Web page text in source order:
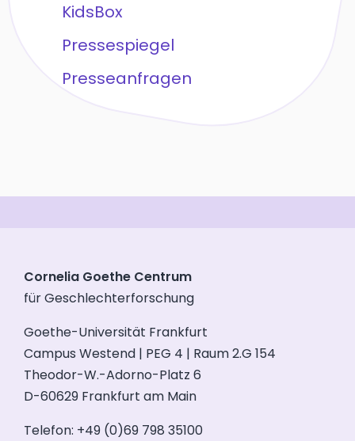
KidsBox
Pressespiegel
Presseanfragen
Cornelia Goethe Centrum
für Geschlechterforschung
Goethe-Universität Frankfurt
Campus Westend | PEG 4 | Raum 2.G 154
Theodor-W.-Adorno-Platz 6
D-60629 Frankfurt am Main
Telefon: +49 (0)69 798 35100